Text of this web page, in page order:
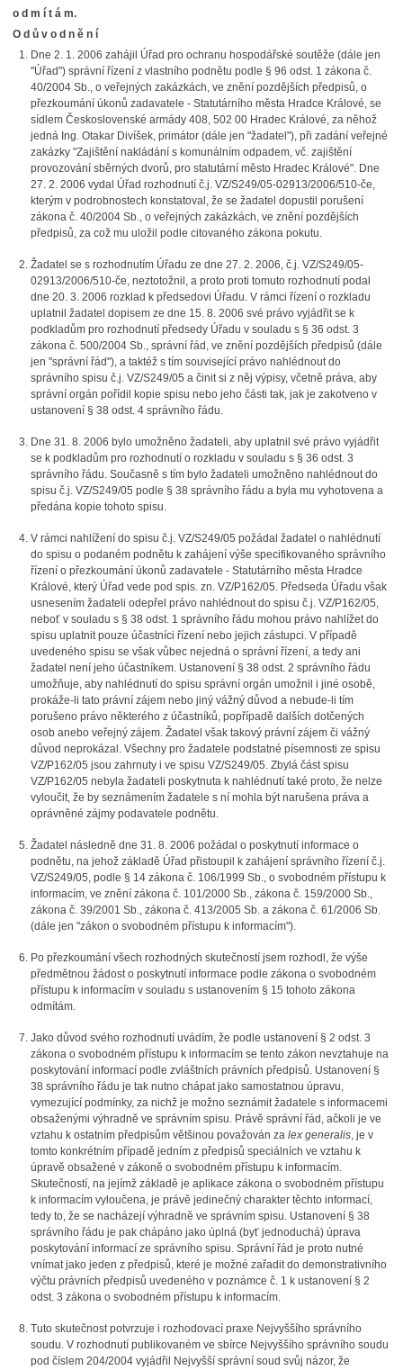
o d m í t á m.
O d ů v o d n ě n í
Dne 2. 1. 2006 zahájil Úřad pro ochranu hospodářské soutěže (dále jen
"Úřad") správní řízení z vlastního podnětu podle § 96 odst. 1 zákona č.
40/2004 Sb., o veřejných zakázkách, ve znění pozdějších předpisů, o
přezkoumání úkonů zadavatele - Statutárního města Hradce Králové, se
sídlem Československé armády 408, 502 00 Hradec Králové, za něhož
jedná Ing. Otakar Divíšek, primátor (dále jen "žadatel"), při zadání veřejné
zakázky "Zajištění nakládání s komunálním odpadem, vč. zajištění
provozování sběrných dvorů, pro statutární město Hradec Králové". Dne
27. 2. 2006 vydal Úřad rozhodnutí č.j. VZ/S249/05-02913/2006/510-če,
kterým v podrobnostech konstatoval, že se žadatel dopustil porušení
zákona č. 40/2004 Sb., o veřejných zakázkách, ve znění pozdějších
předpisů, za což mu uložil podle citovaného zákona pokutu.
Žadatel se s rozhodnutím Úřadu ze dne 27. 2. 2006, č.j. VZ/S249/05-
02913/2006/510-če, neztotožnil, a proto proti tomuto rozhodnutí podal
dne 20. 3. 2006 rozklad k předsedovi Úřadu. V rámci řízení o rozkladu
uplatnil žadatel dopisem ze dne 15. 8. 2006 své právo vyjádřit se k
podkladům pro rozhodnutí předsedy Úřadu v souladu s § 36 odst. 3
zákona č. 500/2004 Sb., správní řád, ve znění pozdějších předpisů (dále
jen "správní řád"), a taktéž s tím související právo nahlédnout do
správního spisu č.j. VZ/S249/05 a činit si z něj výpisy, včetně práva, aby
správní orgán pořídil kopie spisu nebo jeho části tak, jak je zakotveno v
ustanovení § 38 odst. 4 správního řádu.
Dne 31. 8. 2006 bylo umožněno žadateli, aby uplatnil své právo vyjádřit
se k podkladům pro rozhodnutí o rozkladu v souladu s § 36 odst. 3
správního řádu. Současně s tím bylo žadateli umožněno nahlédnout do
spisu č.j. VZ/S249/05 podle § 38 správního řádu a byla mu vyhotovena a
předána kopie tohoto spisu.
V rámci nahlížení do spisu č.j. VZ/S249/05 požádal žadatel o nahlédnutí
do spisu o podaném podnětu k zahájení výše specifikovaného správního
řízení o přezkoumání úkonů zadavatele - Statutárního města Hradce
Králové, který Úřad vede pod spis. zn. VZ/P162/05. Předseda Úřadu však
usnesením žadateli odepřel právo nahlédnout do spisu č.j. VZ/P162/05,
neboť v souladu s § 38 odst. 1 správního řádu mohou právo nahlížet do
spisu uplatnit pouze účastníci řízení nebo jejich zástupci. V případě
uvedeného spisu se však vůbec nejedná o správní řízení, a tedy ani
žadatel není jeho účastníkem. Ustanovení § 38 odst. 2 správního řádu
umožňuje, aby nahlédnutí do spisu správní orgán umožnil i jiné osobě,
prokáže-li tato právní zájem nebo jiný vážný důvod a nebude-li tím
porušeno právo některého z účastníků, popřípadě dalších dotčených
osob anebo veřejný zájem. Žadatel však takový právní zájem či vážný
důvod neprokázal. Všechny pro žadatele podstatné písemnosti ze spisu
VZ/P162/05 jsou zahrnuty i ve spisu VZ/S249/05. Zbylá část spisu
VZ/P162/05 nebyla žadateli poskytnuta k nahlédnutí také proto, že nelze
vyloučit, že by seznámením žadatele s ní mohla být narušena práva a
oprávněné zájmy podavatele podnětu.
Žadatel následně dne 31. 8. 2006 požádal o poskytnutí informace o
podnětu, na jehož základě Úřad přistoupil k zahájení správního řízení č.j.
VZ/S249/05, podle § 14 zákona č. 106/1999 Sb., o svobodném přístupu k
informacím, ve znění zákona č. 101/2000 Sb., zákona č. 159/2000 Sb.,
zákona č. 39/2001 Sb., zákona č. 413/2005 Sb. a zákona č. 61/2006 Sb.
(dále jen "zákon o svobodném přístupu k informacím").
Po přezkoumání všech rozhodných skutečností jsem rozhodl, že výše
předmětnou žádost o poskytnutí informace podle zákona o svobodném
přístupu k informacím v souladu s ustanovením § 15 tohoto zákona
odmítám.
Jako důvod svého rozhodnutí uvádím, že podle ustanovení § 2 odst. 3
zákona o svobodném přístupu k informacím se tento zákon nevztahuje na
poskytování informací podle zvláštních právních předpisů. Ustanovení §
38 správního řádu je tak nutno chápat jako samostatnou úpravu,
vymezující podmínky, za nichž je možno seznámit žadatele s informacemi
obsaženými výhradně ve správním spisu. Právě správní řád, ačkoli je ve
vztahu k ostatním předpisům většinou považován za lex generalis, je v
tomto konkrétním případě jedním z předpisů speciálních ve vztahu k
úpravě obsažené v zákoně o svobodném přístupu k informacím.
Skutečností, na jejímž základě je aplikace zákona o svobodném přístupu
k informacím vyloučena, je právě jedinečný charakter těchto informací,
tedy to, že se nacházejí výhradně ve správním spisu. Ustanovení § 38
správního řádu je pak chápáno jako úplná (byť jednoduchá) úprava
poskytování informací ze správního spisu. Správní řád je proto nutné
vnímat jako jeden z předpisů, které je možné zařadit do demonstrativního
výčtu právních předpisů uvedeného v poznámce č. 1 k ustanovení § 2
odst. 3 zákona o svobodném přístupu k informacím.
Tuto skutečnost potvrzuje i rozhodovací praxe Nejvyššího správního
soudu. V rozhodnutí publikovaném ve sbírce Nejvyššího správního soudu
pod číslem 204/2004 vyjádřil Nejvyšší správní soud svůj názor, že